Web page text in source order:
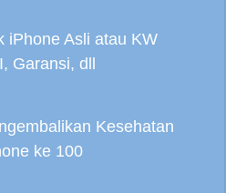
iPhone Asli atau KW
Garansi, dll
Kesehatan
ke 100